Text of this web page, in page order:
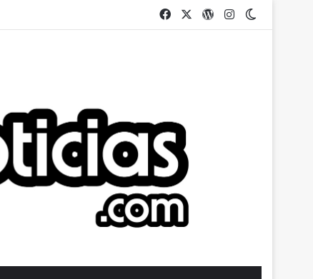
Facebook WordPress
Instagram